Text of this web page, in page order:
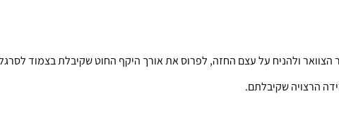
ולהניח על עצם החזה, לפרוס את אורך היקף החוט שקיבלת בצמוד
הרצויה שקיבלתם.